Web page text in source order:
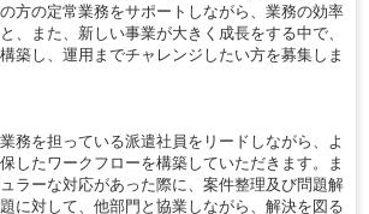
方の定常業務をサポートしながら、業務の効率
、また、新しい事業が大きく成長をする中で、
築し、運用までチャレンジしたい方を募集しま
務を担っている派遣社員をリードしながら、よ
したワークフローを構築していただきます。ま
ラーな対応があった際に、案件整理及び問題解
に対して、他部門と協業しながら、解決を図る